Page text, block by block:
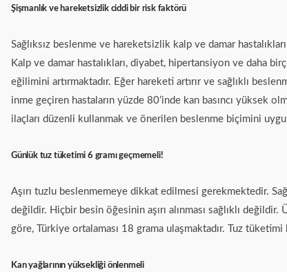
Şişmanlık ve hareketsizlik ciddi bir risk faktörü
Sağlıksız beslenme ve hareketsizlik kalp ve damar
Kalp ve damar hastalıkları, diyabet, hipertansiyon ve daha
eğilimini artırmaktadır. Eğer hareketi artırır ve sağlıklı
inme geçiren hastaların yüzde 80’inde kan basıncı yüksek
ilaçları düzenli kullanmak ve önerilen beslenme biçimini
Günlük tuz tüketimi 6 gramı geçmemeli!
Aşırı tuzlu beslenmemeye dikkat edilmesi gerekmektedir.
değildir. Hiçbir besin öğesinin aşırı alınması sağlıklı
göre, Türkiye ortalaması 18 grama ulaşmaktadır. Tuz tüketimi
Kan yağlarının yüksekliği önlenmeli